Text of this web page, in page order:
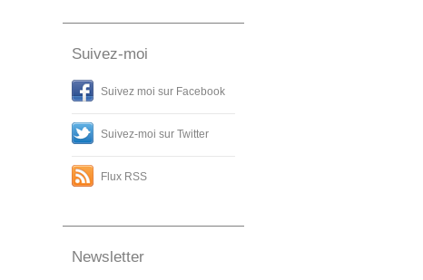
Suivez-moi
Suivez moi sur Facebook
Suivez-moi sur Twitter
Flux RSS
Newsletter